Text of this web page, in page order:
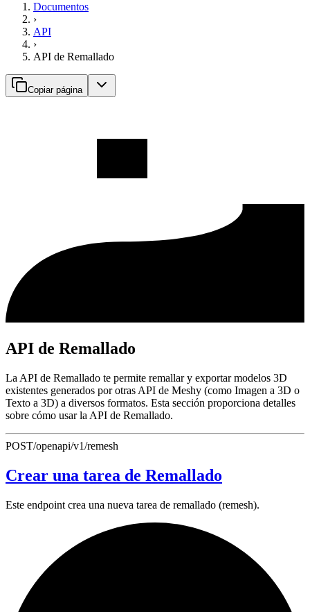
Documentos
›
API
›
API de Remallado
Copiar página
API de Remallado
La API de Remallado te permite remallar y exportar modelos 3D
existentes generados por otras API de Meshy (como Imagen a 3D o
Texto a 3D) a diversos formatos. Esta sección proporciona detalles
sobre cómo usar la API de Remallado.
POST/openapi/v1/remesh
Crear una tarea de Remallado
Este endpoint crea una nueva tarea de remallado (remesh).